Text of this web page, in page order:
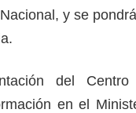
y se
del
en el